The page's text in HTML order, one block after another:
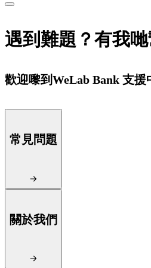
遇到難題？有我哋
歡迎嚟到WeLab Bank 支
常見問題
關於我們